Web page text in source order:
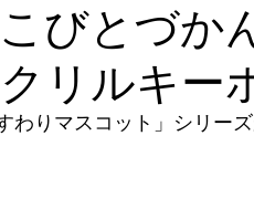
ん FAQ こびとづかん
こびとづ
リルキー
わりマスコット」シリー